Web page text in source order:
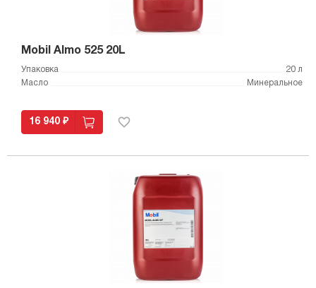
Mobil Almo 525 20L
Упаковка
20 л
Масло
Минеральное
16 940 ₽